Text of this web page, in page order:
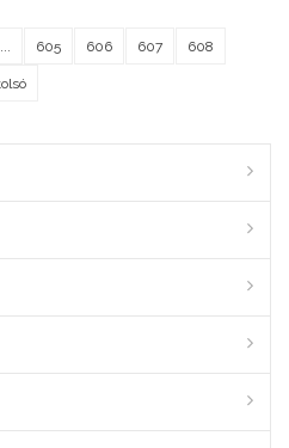
605 606 607 608